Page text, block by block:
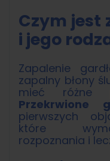
Czym jest
i jego
Zapalenie
zapalny błony
mieć różne
Przekrwione
pierwszych
które
rozpoznania i